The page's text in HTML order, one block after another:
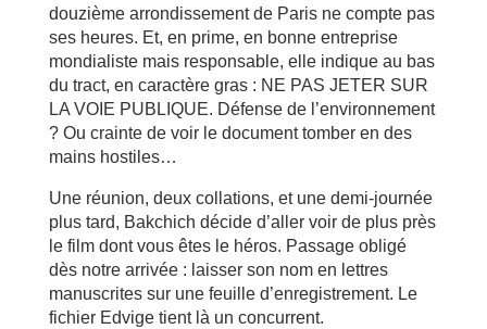
douzième arrondissement de Paris ne compte pas
ses heures. Et, en prime, en bonne entreprise
mondialiste mais responsable, elle indique au bas
du tract, en caractère gras : NE PAS JETER SUR
LA VOIE PUBLIQUE. Défense de l’environnement
? Ou crainte de voir le document tomber en des
mains hostiles…
Une réunion, deux collations, et une demi-journée
plus tard, Bakchich décide d’aller voir de plus près
le film dont vous êtes le héros. Passage obligé
dès notre arrivée : laisser son nom en lettres
manuscrites sur une feuille d’enregistrement. Le
fichier Edvige tient là un concurrent.